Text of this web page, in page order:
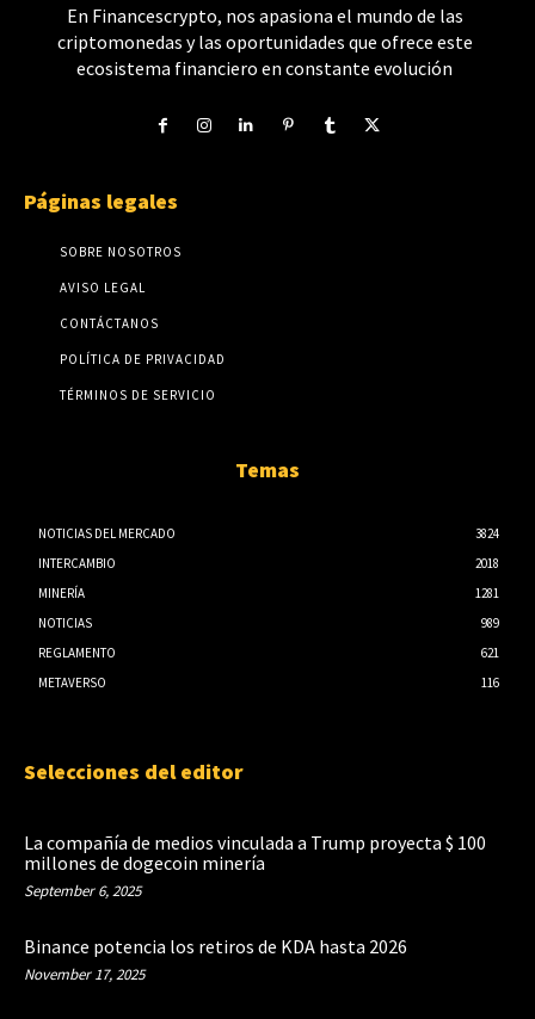
En Financescrypto, nos apasiona el mundo de las
criptomonedas y las oportunidades que ofrece este
ecosistema financiero en constante evolución
Páginas legales
SOBRE NOSOTROS
AVISO LEGAL
CONTÁCTANOS
POLÍTICA DE PRIVACIDAD
TÉRMINOS DE SERVICIO
Temas
NOTICIAS DEL MERCADO
3824
INTERCAMBIO
2018
MINERÍA
1281
NOTICIAS
989
REGLAMENTO
621
METAVERSO
116
Selecciones del editor
La compañía de medios vinculada a Trump proyecta $ 100
millones de dogecoin minería
September 6, 2025
Binance potencia los retiros de KDA hasta 2026
November 17, 2025